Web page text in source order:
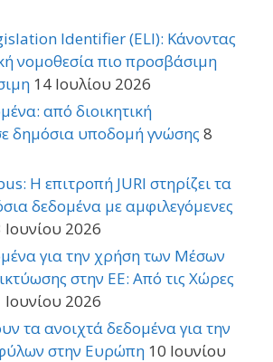
Identifier (ELI): Κάνοντας
νομοθεσία πιο προσβάσιμη
14 Ιουλίου 2026
από διοικητική
δημόσια υποδομή γνώσης 8
Η επιτροπή JURI στηρίζει τα
δεδομένα με αμφιλεγόμενες
Ιουνίου 2026
για την χρήση των Μέσων
στην ΕΕ: Από τις Χώρες
Ιουνίου 2026
τα ανοιχτά δεδομένα για την
στην Ευρώπη 10 Ιουνίου